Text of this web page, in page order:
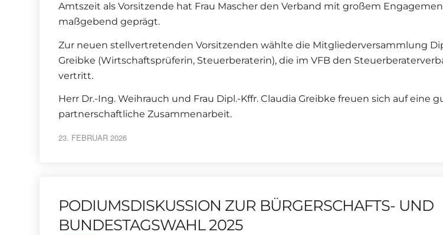
Amtszeit als Vorsitzende hat Frau Mascher den Verband mit großem
maßgebend geprägt.
Zur neuen stellvertretenden Vorsitzenden wählte die Mitgliederversammlung
Greibke (Wirtschaftsprüferin, Steuerberaterin), die im VFB den
vertritt.
Herr Dr.-Ing. Weihrauch und Frau Dipl.-Kffr. Claudia Greibke freuen sich auf eine
partnerschaftliche Zusammenarbeit.
23. FEBRUAR 2026
PODIUMSDISKUSSION ZUR BÜRGERSCHAFTS- UND
BUNDESTAGSWAHL 2025